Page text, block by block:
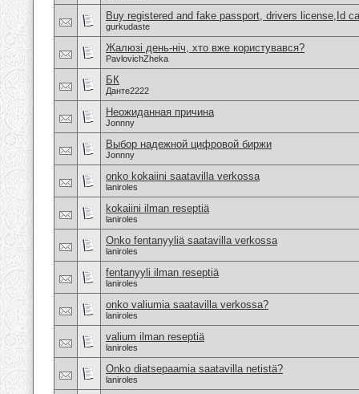
Buy registered and fake passport, drivers license,Id
gurkudaste
Жалюзі день-ніч, хто вже користувався?
PavlovichZheka
БК
Данте2222
Неожиданная причина
Jonnny
Выбор надежной цифровой биржи
Jonnny
onko kokaiini saatavilla verkossa
laniroles
kokaiini ilman reseptiä
laniroles
Onko fentanyyliä saatavilla verkossa
laniroles
fentanyyli ilman reseptiä
laniroles
onko valiumia saatavilla verkossa?
laniroles
valium ilman reseptiä
laniroles
Onko diatsepaamia saatavilla netistä?
laniroles